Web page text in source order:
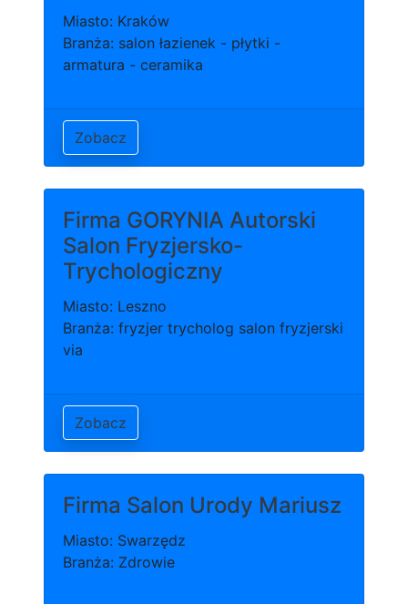
Miasto: Kraków
Branża: salon łazienek - płytki -
armatura - ceramika
Zobacz
Firma GORYNIA Autorski
Salon Fryzjersko-
Trychologiczny
Miasto: Leszno
Branża: fryzjer trycholog salon fryzjerski
via
Zobacz
Firma Salon Urody Mariusz
Miasto: Swarzędz
Branża: Zdrowie